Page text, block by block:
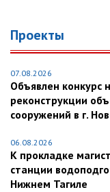
Проекты
07.08.2026
Объявлен конкурс
реконструкции
сооружений в г.
06.08.2026
К прокладке
станции
Нижнем Тагиле